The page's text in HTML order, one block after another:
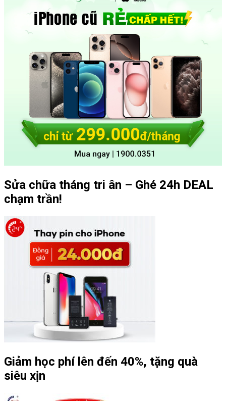
Sửa chữa tháng tri ân – Ghé 24h DEAL
chạm trần!
Giảm học phí lên đến 40%, tặng quà
siêu xịn